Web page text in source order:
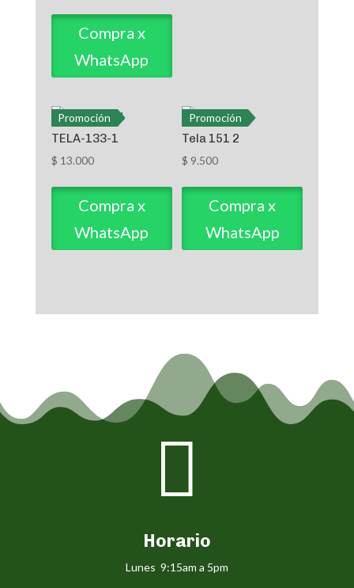
Compra x
WhatsApp
Promoción
TELA-133-1
$ 13.000
Compra x
WhatsApp
Promoción
Tela 151 2
$ 9.500
Compra x
WhatsApp

Horario
Lunes 9:15am a 5pm